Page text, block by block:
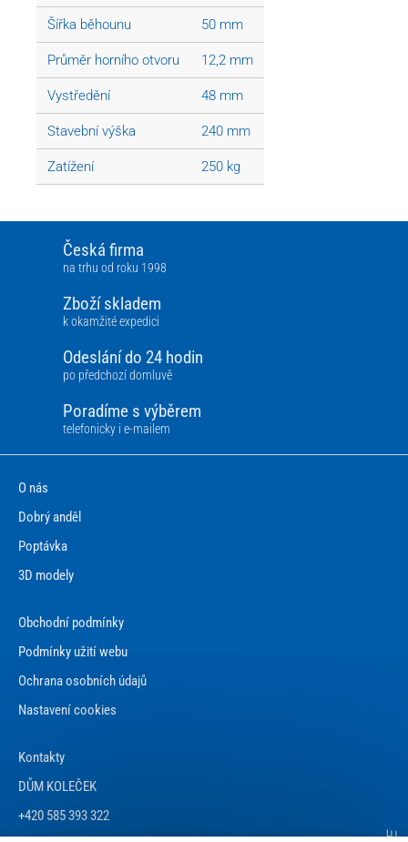
Šířka běhounu 50 mm
Průměr horního otvoru 12,2 mm
Vystředění 48 mm
Stavební výška 240 mm
Zatížení 250 kg
Česká firma
na trhu od roku 1998
Zboží skladem
k okamžité expedici
Odeslání do 24 hodin
po předchozí domluvě
Poradíme s výběrem
telefonicky i e-mailem
O nás
Dobrý anděl
Poptávka
3D modely
Obchodní podmínky
Podmínky užití webu
Ochrana osobních údajů
Nastavení cookies
Kontakty
DŮM KOLEČEK
+420 585 393 322